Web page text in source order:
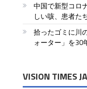
中国で新型コロ
しい咳、患者た
拾ったゴミに川
ォーター」を30
VISION TIMES